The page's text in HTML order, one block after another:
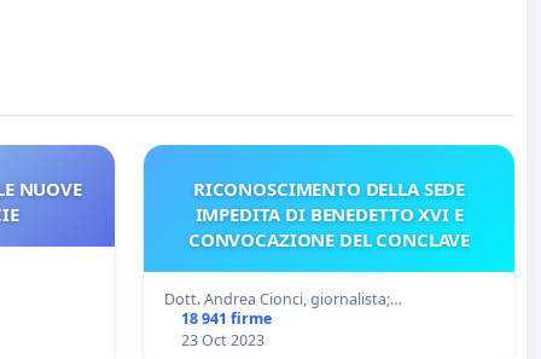
NUOVE
RICONOSCIMENTO DELLA SEDE
IMPEDITA DI BENEDETTO XVI E
CONVOCAZIONE DEL CONCLAVE
Dott. Andrea Cionci, giornalista;…
18 941 firme
23 Oct 2023